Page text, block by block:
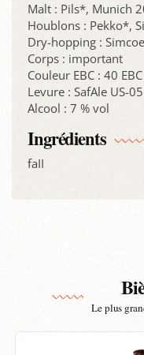
Malt : Pils*, Munich
Houblons : Pekko*,
Dry-hopping :
Corps : important
Couleur EBC : 40
Levure : SafAle US-05
Alcool : 7 % vol
Ingrédients
faII
Le plus